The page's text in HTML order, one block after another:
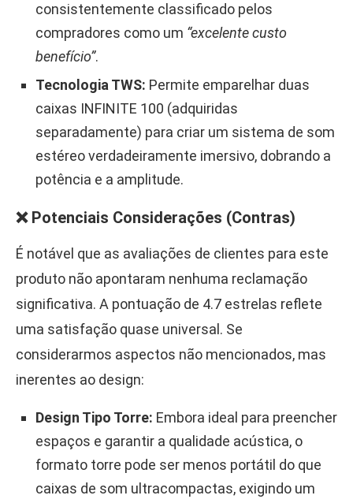
consistentemente classificado pelos
compradores como um “excelente custo
benefício”.
Tecnologia TWS: Permite emparelhar duas
caixas INFINITE 100 (adquiridas
separadamente) para criar um sistema de som
estéreo verdadeiramente imersivo, dobrando a
potência e a amplitude.
❌ Potenciais Considerações (Contras)
É notável que as avaliações de clientes para este
produto não apontaram nenhuma reclamação
significativa. A pontuação de 4.7 estrelas reflete
uma satisfação quase universal. Se
considerarmos aspectos não mencionados, mas
inerentes ao design:
Design Tipo Torre: Embora ideal para preencher
espaços e garantir a qualidade acústica, o
formato torre pode ser menos portátil do que
caixas de som ultracompactas, exigindo um